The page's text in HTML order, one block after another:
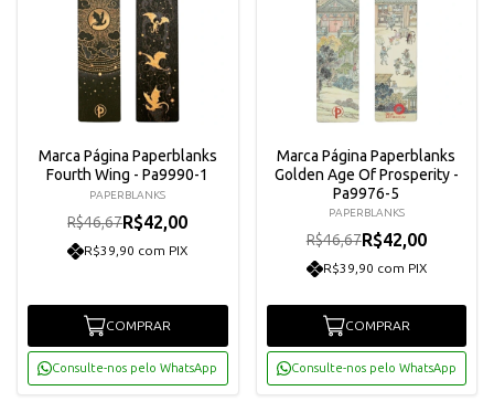
Marca Página Paperblanks
Fourth Wing - Pa9990-1
PAPERBLANKS
R$46,67R$42,00
R$39,90 com PIX
COMPRAR
Consulte-nos pelo WhatsApp
Marca Página Paperblanks
Golden Age Of Prosperity -
Pa9976-5
PAPERBLANKS
R$46,67R$42,00
R$39,90 com PIX
COMPRAR
Consulte-nos pelo WhatsApp